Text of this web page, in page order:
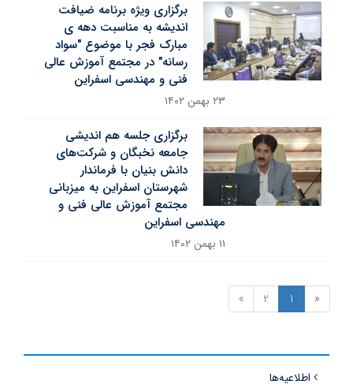
برگزاری ویژه برنامه ضیافت
اندیشه به مناسبت دهه ی
مبارک فجر با موضوع "سواد
رسانه" در مجتمع آموزش عالی
فنی و مهندسی اسفراین
برگزاری جلسه هم اندیشی
جامعه نخبگان و شرکت‌های
دانش بنیان با فرماندار
شهرستان اسفراین به میزبانی
مجتمع آموزش عالی فنی و
مهندسی اسفراین
1
2
»
اطلاعیه‌ها